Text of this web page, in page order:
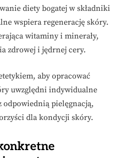
diety bogatej w składniki
wspiera regenerację skóry.
witaminy i minerały,
zdrowej i jędrnej cery.
aby opracować
uwzględni indywidualne
odpowiednią pielęgnacją,
dla kondycji skóry.